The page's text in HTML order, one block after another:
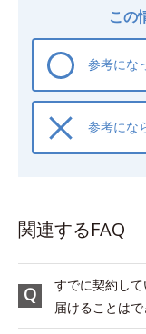
この
参考にな
参考にな
関連するFAQ
すでに契約し
届けることは